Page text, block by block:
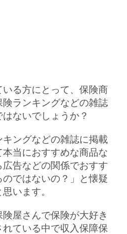
る方にとって、保険商
ランキングなどの雑誌
ないでしょうか？
キングなどの雑誌に掲載
当におすすめな商品な
告などの関係でおすす
ではないの？」と懐疑
います。
屋さんで保険が大好き
ている中で収入保障保